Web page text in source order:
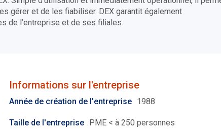
gérer et de les fiabiliser. DEX garantit également
de l’entreprise et de ses filiales.
Informations sur l'entreprise
Année de création de l'entreprise 1988
Taille de l'entreprise PME < à 250 personnes